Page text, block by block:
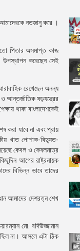
নতজানু করে ।
পিতার অসমাপ্ত কাজ
উপস্থাপন করেছেন সেই
রেখেছেন অনন্য
ও আন্তর্জাতিক ষড়যন্ত্রের
থাকা বাংলাদেশকেই
করা যাবে না এবং প্রায়
খাত পোশাক-বিদ্যুত-
কেবল ও কেবলমাত্র
আগের রাষ্ট্রনায়ক
বিভিন্ন ভাবে তাদের
আমাদের দেশরত্ন শেখ
মো. বদিউজ্জামান
ছিল না। আসলে এটা ঠিক